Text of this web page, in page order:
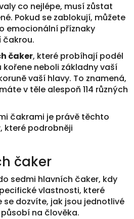
co nejlépe, musí zůstat
Pokud se zablokují, můžete
emocionální příznaky
čakrou.
čaker, které probíhají podél
neboli základny vaší
vaší hlavy. To znamená,
v těle alespoň 114 různých
čakrami je právě těchto
, které podrobněji
čaker
sedmi hlavních čaker, kdy
vlastnosti, které
se dozvíte, jak jsou jednotlivé
na člověka.